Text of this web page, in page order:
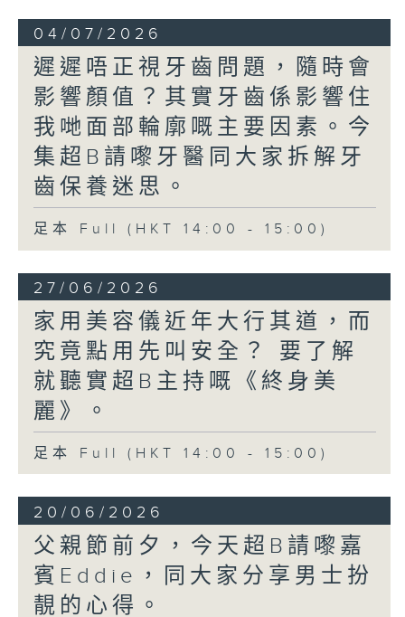
04/07/2026
遲遲唔正視牙齒問題，隨時會
影響顏值？其實牙齒係影響住
我哋面部輪廓嘅主要因素。今
集超B請嚟牙醫同大家拆解牙
齒保養迷思。
足本 Full (HKT 14:00 - 15:00)
27/06/2026
家用美容儀近年大行其道，而
究竟點用先叫安全？ 要了解
就聽實超B主持嘅《終身美
麗》。
足本 Full (HKT 14:00 - 15:00)
20/06/2026
父親節前夕，今天超B請嚟嘉
賓Eddie，同大家分享男士扮
靚的心得。